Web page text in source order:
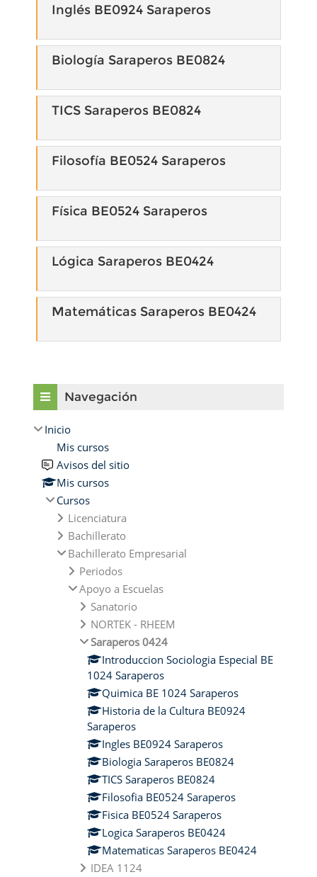
Inglés BE0924 Saraperos
Biología Saraperos BE0824
TICS Saraperos BE0824
Filosofía BE0524 Saraperos
Física BE0524 Saraperos
Lógica Saraperos BE0424
Matemáticas Saraperos BE0424
Navegación
Inicio
Mis cursos
Avisos del sitio
Mis cursos
Cursos
Licenciatura
Bachillerato
Bachillerato Empresarial
Periodos
Apoyo a Escuelas
Sanatorio
NORTEK - RHEEM
Saraperos 0424
Introduccion Sociologia Especial BE
1024 Saraperos
Quimica BE 1024 Saraperos
Historia de la Cultura BE0924
Saraperos
Ingles BE0924 Saraperos
Biologia Saraperos BE0824
TICS Saraperos BE0824
Filosofia BE0524 Saraperos
Fisica BE0524 Saraperos
Logica Saraperos BE0424
Matematicas Saraperos BE0424
IDEA 1124